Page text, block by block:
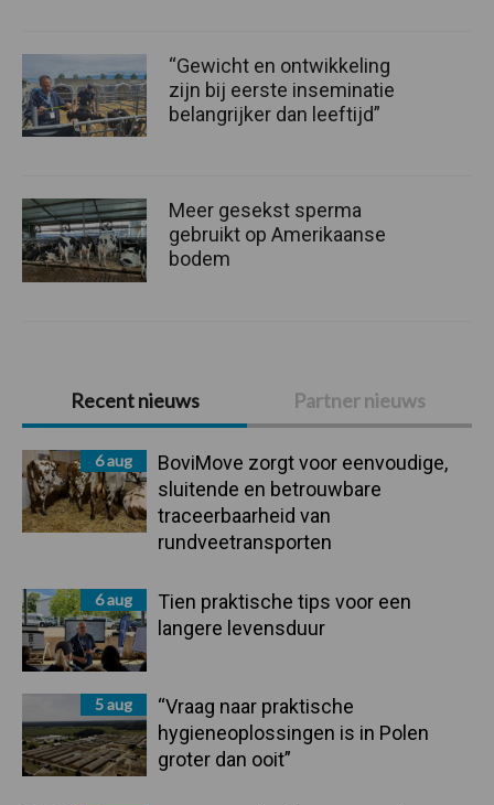
Primaire
Sidebar
Recent nieuws Partner nieuws
6 aug
BoviMove zorgt voor eenvoudige,
sluitende en betrouwbare
traceerbaarheid van
rundveetransporten
6 aug
Tien praktische tips voor een
langere levensduur
5 aug
“Vraag naar praktische
hygieneoplossingen is in Polen
groter dan ooit”
“Gewicht en ontwikkeling
zijn bij eerste inseminatie
belangrijker dan leeftijd”
Meer gesekst sperma
gebruikt op Amerikaanse
bodem